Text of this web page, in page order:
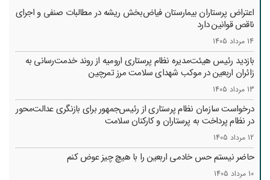
اعتراض پرستاران بیمارستان فیاض‌بخش ریشه در مطالبات صنفی و اجرای
ناقص قوانین دارد
14 مرداد 1405
بازدید رئیس هیئت‌مدیره نظام پرستاری ارومیه از روند خدمت‌رسانی به
زائران اربعین در موکب شهدای سلامت مرز تمرچین
13 مرداد 1405
درخواست سازمان نظام پرستاری از رئیس‌جمهور برای بازنگری عدالت‌محور
در نظام پرداخت به پرستاران و کارکنان سلامت
12 مرداد 1405
حاضر نیستم حس خادمی اربعین را با هیچ چیز عوض کنم
10 مرداد 1405